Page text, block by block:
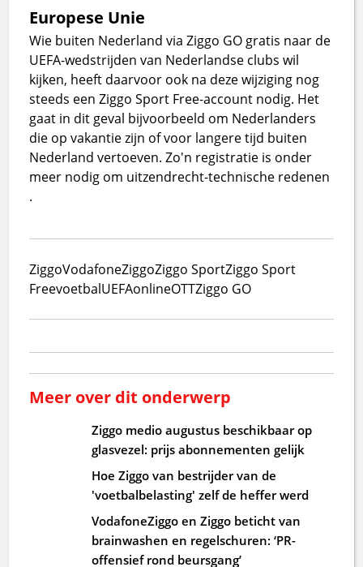
Europese Unie
Wie buiten Nederland via Ziggo GO gratis naar de
UEFA-wedstrijden van Nederlandse clubs wil
kijken, heeft daarvoor ook na deze wijziging nog
steeds een Ziggo Sport Free-account nodig. Het
gaat in dit geval bijvoorbeeld om Nederlanders
die op vakantie zijn of voor langere tijd buiten
Nederland vertoeven. Zo'n registratie is onder
meer nodig om uitzendrecht-technische redenen
.
ZiggoVodafoneZiggoZiggo SportZiggo Sport
FreevoetbalUEFAonlineOTTZiggo GO
Meer over dit onderwerp
Ziggo medio augustus beschikbaar op
glasvezel: prijs abonnementen gelijk
Hoe Ziggo van bestrijder van de
'voetbalbelasting' zelf de heffer werd
VodafoneZiggo en Ziggo beticht van
brainwashen en regelschuren: ‘PR-
offensief rond beursgang’